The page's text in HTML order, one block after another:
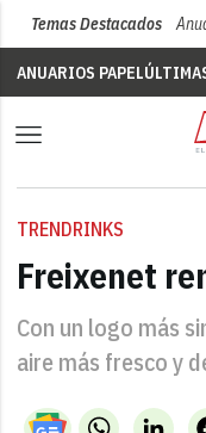
Temas Destacados
ANUARIOS PAPEL
TRENDRINKS
Freixenet
Con un logo más
aire más fresco y
WhatsApp